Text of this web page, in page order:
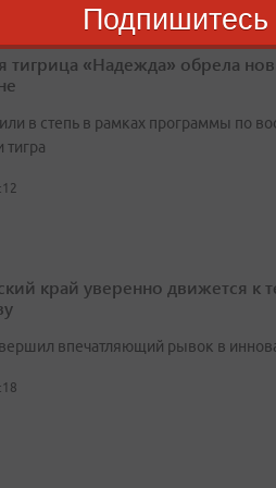
тигрица «Надежда» обрела
в степь в рамках программы по
тигра
край уверенно движется к
впечатляющий рывок в
Подпишитесь